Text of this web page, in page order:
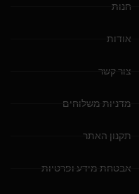
חנות
אודות
צור קשר
מדניות משלוחים
תקנון האתר
אבטחת מידע ופרטיות